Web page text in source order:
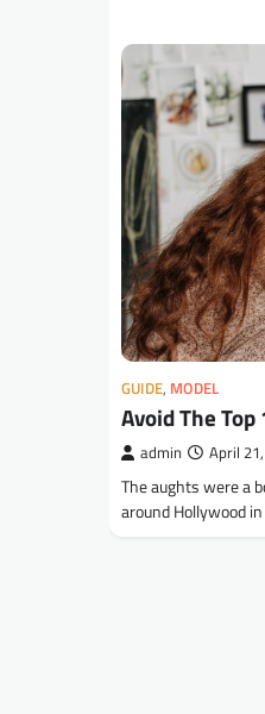
GUIDE, MODEL
Avoid The
admin April
The aughts were a
around Hollywood